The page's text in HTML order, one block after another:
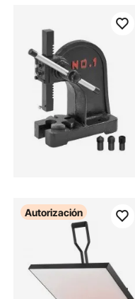
Autorización